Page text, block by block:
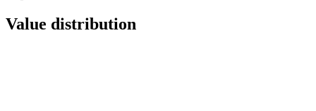
Value distribution